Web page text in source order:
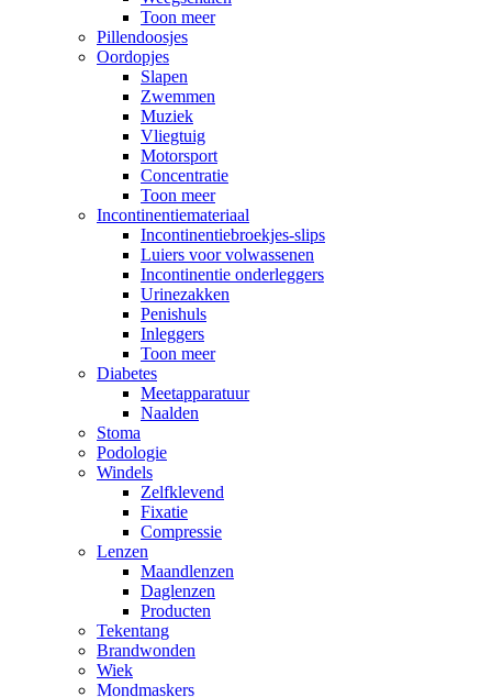
Toon meer
Pillendoosjes
Oordopjes
Slapen
Zwemmen
Muziek
Vliegtuig
Motorsport
Concentratie
Toon meer
Incontinentiemateriaal
Incontinentiebroekjes-slips
Luiers voor volwassenen
Incontinentie onderleggers
Urinezakken
Penishuls
Inleggers
Toon meer
Diabetes
Meetapparatuur
Naalden
Stoma
Podologie
Windels
Zelfklevend
Fixatie
Compressie
Lenzen
Maandlenzen
Daglenzen
Producten
Tekentang
Brandwonden
Wiek
Mondmaskers